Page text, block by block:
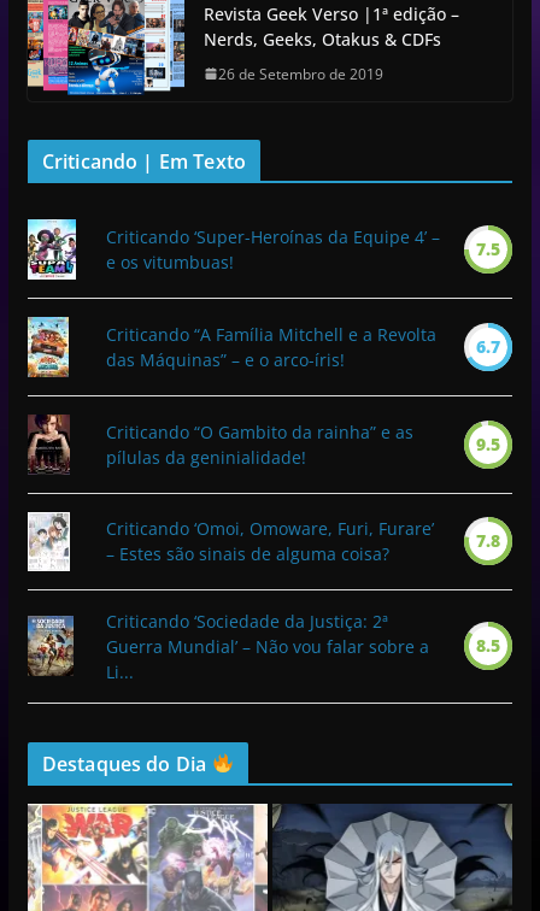
Revista Geek Verso |1ª edição –
Nerds, Geeks, Otakus & CDFs
26 de Setembro de 2019
Criticando | Em Texto
Criticando ‘Super-Heroínas da Equipe 4’ –
e os vitumbuas!
7.5
Criticando “A Família Mitchell e a Revolta
das Máquinas” – e o arco-íris!
6.7
Criticando “O Gambito da rainha” e as
pílulas da geninialidade!
9.5
Criticando ‘Omoi, Omoware, Furi, Furare’
– Estes são sinais de alguma coisa?
7.8
Criticando ‘Sociedade da Justiça: 2ª
Guerra Mundial’ – Não vou falar sobre a
Li...
8.5
Destaques do Dia